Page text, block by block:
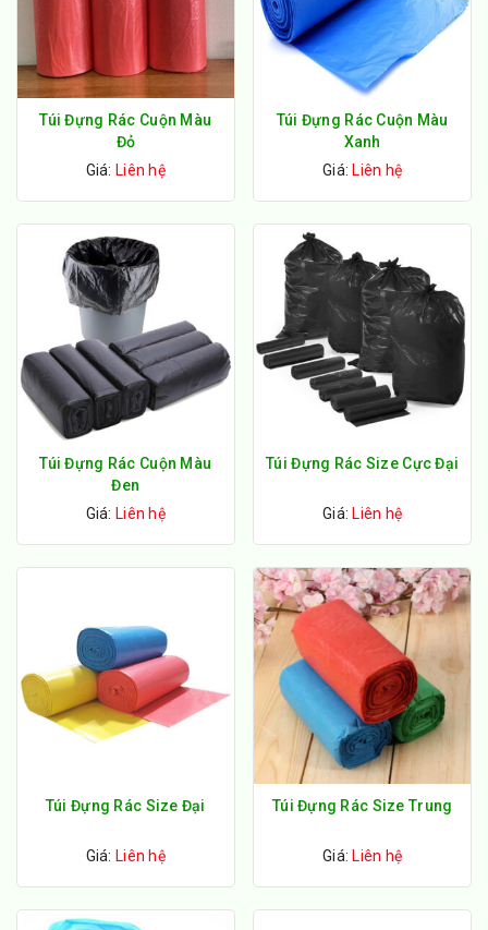
Túi Đựng Rác Cuộn Màu
Đỏ
Giá: Liên hệ
Túi Đựng Rác Cuộn Màu
Xanh
Giá: Liên hệ
Túi Đựng Rác Cuộn Màu
Đen
Giá: Liên hệ
Túi Đựng Rác Size Cực Đại
Giá: Liên hệ
Túi Đựng Rác Size Đại
Giá: Liên hệ
Túi Đựng Rác Size Trung
Giá: Liên hệ